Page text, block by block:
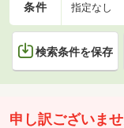
条件 指定なし
検索条件を保存
申し訳ございま